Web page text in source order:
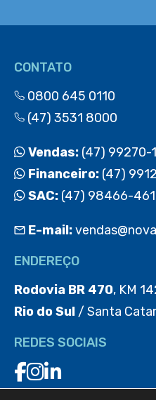
CONTATO
0800 645 0110
(47) 3531 8000
Vendas: (47) 99270-
Financeiro: (47)
SAC: (47) 98466-
E-mail:
ENDEREÇO
Rodovia BR 470, KM
Rio do Sul / Santa
REDES SOCIAIS